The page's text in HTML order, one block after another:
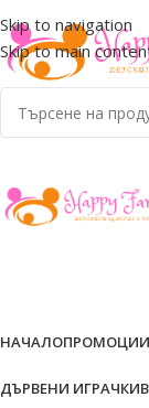
Skip to navigation
Skip to main
НАЧАЛОПРОМОЦИИ
ДЪРВЕНИ ИГРАЧКИ